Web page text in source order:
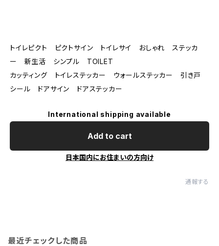
トイレピクト ピクトサイン トイレサイ おしゃれ ステッカ
ー 新生活 シンプル TOILET
カッティング トイレステッカー ウォールステッカー 引き戸
シール ドアサイン ドアステッカー
International shipping available
Add to cart
日本国内にお住まいの方向け
通報する
最近チェックした商品